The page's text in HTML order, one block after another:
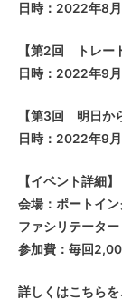
日時：2022年8
【第2回 トレー
日時：2022年9
【第3回 明日か
日時：2022年9
【イベント詳細】
会場：ポートイ
ファシリテータ
参加費：毎回
詳しくはこちら